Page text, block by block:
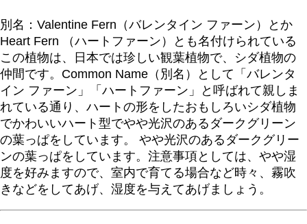
別名：Valentine Fern（バレンタイン ファーン）とか
Heart Fern （ハートファーン）とも名付けられている
この植物は、日本では珍しい観葉植物で、シダ植物の
仲間です。Common Name（別名）として「バレンタ
イン ファーン」「ハートファーン」と呼ばれて親しま
れている通り、ハートの形をしたおもしろいシダ植物
でかわいいハート型でやや光沢のあるダークグリーン
の葉っぱをしています。 やや光沢のあるダークグリー
ンの葉っぱをしています。注意事項としては、やや湿
度を好みますので、室内で育てる場合など時々、霧吹
きなどをしてあげ、湿度を与えてあげましょう。